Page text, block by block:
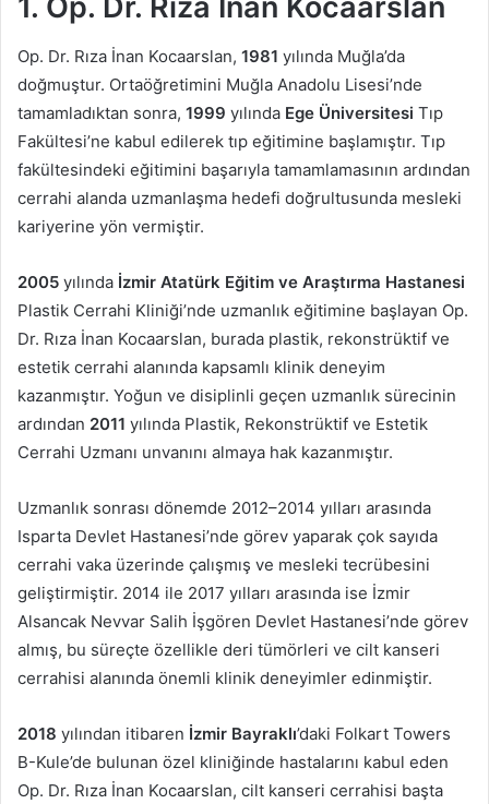
1. Op. Dr. Rıza İnan Kocaarslan
Op. Dr. Rıza İnan Kocaarslan, 1981 yılında Muğla’da
doğmuştur. Ortaöğretimini Muğla Anadolu Lisesi’nde
tamamladıktan sonra, 1999 yılında Ege Üniversitesi Tıp
Fakültesi’ne kabul edilerek tıp eğitimine başlamıştır. Tıp
fakültesindeki eğitimini başarıyla tamamlamasının ardından
cerrahi alanda uzmanlaşma hedefi doğrultusunda mesleki
kariyerine yön vermiştir.
2005 yılında İzmir Atatürk Eğitim ve Araştırma Hastanesi
Plastik Cerrahi Kliniği’nde uzmanlık eğitimine başlayan Op.
Dr. Rıza İnan Kocaarslan, burada plastik, rekonstrüktif ve
estetik cerrahi alanında kapsamlı klinik deneyim
kazanmıştır. Yoğun ve disiplinli geçen uzmanlık sürecinin
ardından 2011 yılında Plastik, Rekonstrüktif ve Estetik
Cerrahi Uzmanı unvanını almaya hak kazanmıştır.
Uzmanlık sonrası dönemde 2012–2014 yılları arasında
Isparta Devlet Hastanesi’nde görev yaparak çok sayıda
cerrahi vaka üzerinde çalışmış ve mesleki tecrübesini
geliştirmiştir. 2014 ile 2017 yılları arasında ise İzmir
Alsancak Nevvar Salih İşgören Devlet Hastanesi’nde görev
almış, bu süreçte özellikle deri tümörleri ve cilt kanseri
cerrahisi alanında önemli klinik deneyimler edinmiştir.
2018 yılından itibaren İzmir Bayraklı’daki Folkart Towers
B-Kule’de bulunan özel kliniğinde hastalarını kabul eden
Op. Dr. Rıza İnan Kocaarslan, cilt kanseri cerrahisi başta